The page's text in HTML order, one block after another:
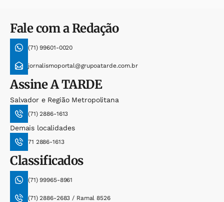
Fale com a Redação
(71) 99601-0020
jornalismoportal@grupoatarde.com.br
AssineA TARDE
Salvador e Região Metropolitana
(71) 2886-1613
Demais localidades
71 2886-1613
Classificados
(71) 99965-8961
(71) 2886-2683 / Ramal 8526